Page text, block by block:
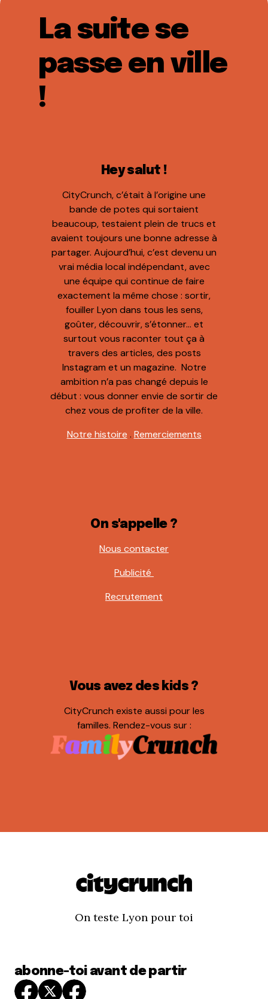
La suite se
passe en ville
!
Hey salut !
CityCrunch, c’était à l’origine une
bande de potes qui sortaient
beaucoup, testaient plein de trucs et
avaient toujours une bonne adresse à
partager. Aujourd’hui, c’est devenu un
vrai média local indépendant, avec
une équipe qui continue de faire
exactement la même chose : sortir,
fouiller Lyon dans tous les sens,
goûter, découvrir, s’étonner… et
surtout vous raconter tout ça à
travers des articles, des posts
Instagram et un magazine. Notre
ambition n’a pas changé depuis le
début : vous donner envie de sortir de
chez vous de profiter de la ville.
Notre histoire . Remerciements
On s'appelle ?
Nous contacter
Publicité
Recrutement
Vous avez des kids ?
CityCrunch existe aussi pour les
familles. Rendez-vous sur :
On teste Lyon pour toi
abonne-toi avant de partir